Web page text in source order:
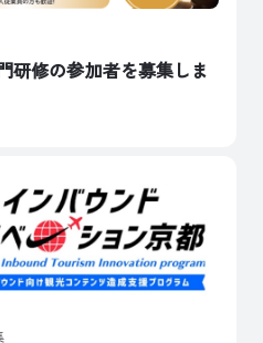
研修の参加者を募集しま